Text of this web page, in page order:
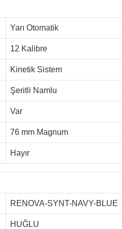
Yarı Otomatik
12 Kalibre
Kinetik Sistem
Şeritli Namlu
Var
76 mm Magnum
Hayır
RENOVA-SYNT-NAVY-BLUE
HUĞLU